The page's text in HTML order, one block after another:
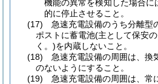
機能の異常を検知した場合に
的に停止させること。
(17)
急速充電設備のうち分離型
ポストに蓄電池(主として保安
く。)を内蔵しないこと。
(18)
急速充電設備の周囲は、換
のないようにすること。
(19)
急速充電設備の周囲は、常